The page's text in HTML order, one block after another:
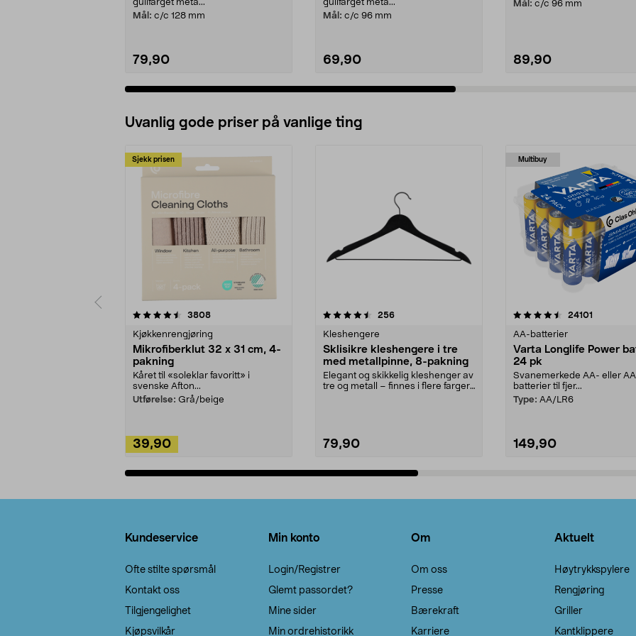
gullfarget meta...
Mål: c/c 128 mm
79,90
gullfarget meta...
Mål: c/c 96 mm
69,90
Mål: c/c 96 mm
89,90
Uvanlig gode priser på vanlige ting
Sjekk prisen
3808anmeldelser
Kjøkkenrengjøring
Mikrofiberklut 32 x 31 cm, 4-
pakning
Kåret til «soleklar favoritt» i
svenske Afton...
Utførelse: Grå/beige
39,90
4.5av 5 stjerner 256anmeldelser
Kleshengere
Sklisikre kleshengere i tre
med metallpinne, 8-pakning
Elegant og skikkelig kleshenger av
tre og metall – finnes i flere farger.
79,90
Multibuy
4.5av 5 stjerner 24101
AA-batterier
Varta Longlife Power
24 pk
Svanemerkede AA- eller
batterier til fjer...
Type: AA/LR6
149,90
4.5av 5 stjerner
Kundeservice
Ofte stilte spørsmål
Kontakt oss
Tilgjengelighet
Kjøpsvilkår
Min konto
Login/Registrer
Glemt passordet?
Mine sider
Min ordrehistorikk
Om
Om oss
Presse
Bærekraft
Karriere
Aktuelt
Høytrykkspylere
Rengjøring
Griller
Kantklippere